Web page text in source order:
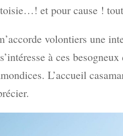
et pour cause !
volontiers une
à ces
L’accueil